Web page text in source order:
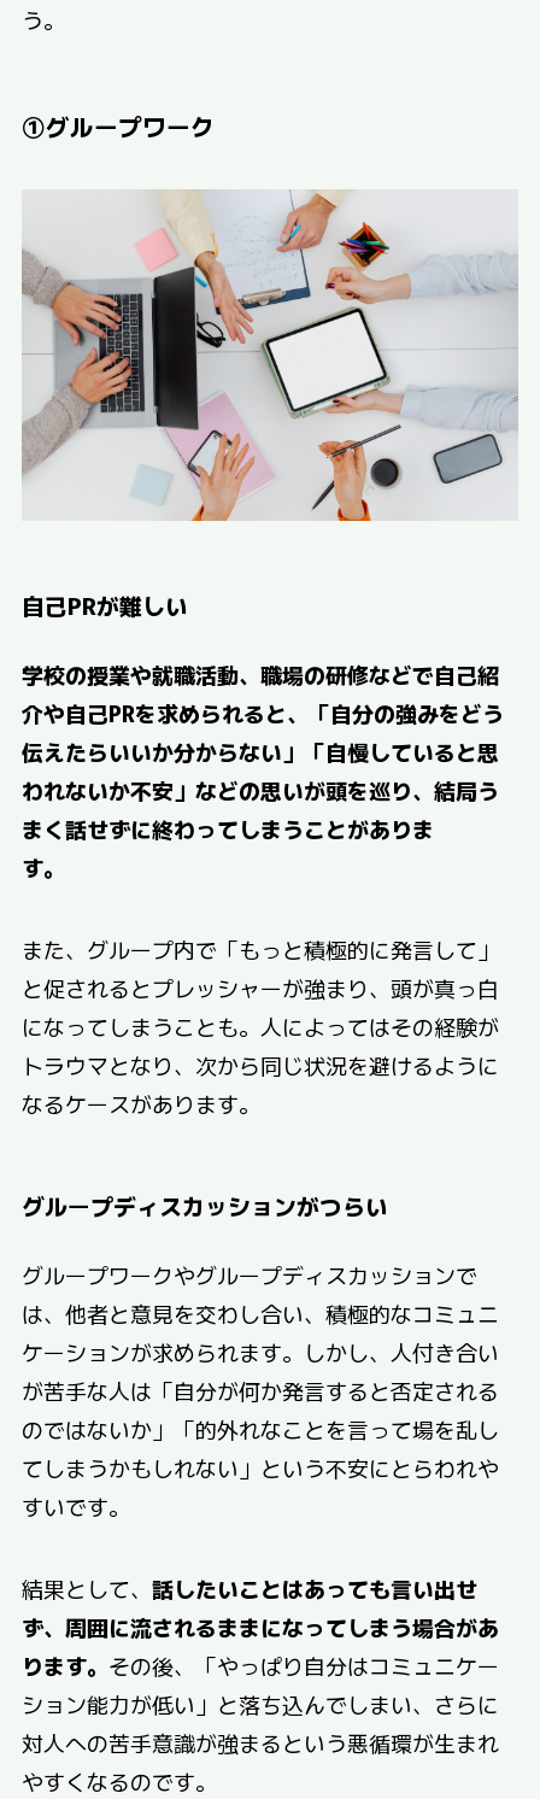
う。
①グループワーク
自己PRが難しい
学校の授業や就職活動、職場の研修などで自己紹
介や自己PRを求められると、「自分の強みをどう
伝えたらいいか分からない」「自慢していると思
われないか不安」などの思いが頭を巡り、結局う
まく話せずに終わってしまうことがありま
す。
また、グループ内で「もっと積極的に発言して」
と促されるとプレッシャーが強まり、頭が真っ白
になってしまうことも。人によってはその経験が
トラウマとなり、次から同じ状況を避けるように
なるケースがあります。
グループディスカッションがつらい
グループワークやグループディスカッションで
は、他者と意見を交わし合い、積極的なコミュニ
ケーションが求められます。しかし、人付き合い
が苦手な人は「自分が何か発言すると否定される
のではないか」「的外れなことを言って場を乱し
てしまうかもしれない」という不安にとらわれや
すいです。
結果として、 話したいことはあっても言い出せ
ず、周囲に流されるままになってしまう場合があ
ります。 その後、「やっぱり自分はコミュニケー
ション能力が低い」と落ち込んでしまい、さらに
対人への苦手意識が強まるという悪循環が生まれ
やすくなるのです。